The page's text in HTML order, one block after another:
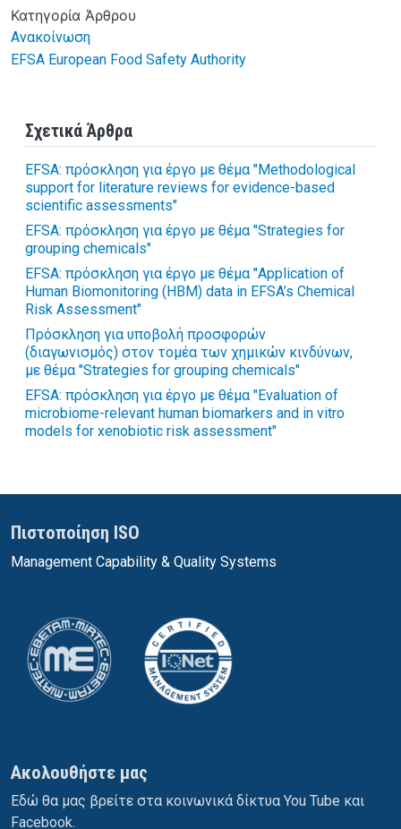
Κατηγορία Άρθρου
Ανακοίνωση
EFSA European Food Safety Authority
Σχετικά Άρθρα
EFSA: πρόσκληση για έργο με θέμα "Methodological
support for literature reviews for evidence-based
scientific assessments"
EFSA: πρόσκληση για έργο με θέμα "Strategies for
grouping chemicals"
EFSA: πρόσκληση για έργο με θέμα "Application of
Human Biomonitoring (HBM) data in EFSA’s Chemical
Risk Assessment"
Πρόσκληση για υποβολή προσφορών
(διαγωνισμός) στον τομέα των χημικών κινδύνων,
με θέμα "Strategies for grouping chemicals"
EFSA: πρόσκληση για έργο με θέμα "Evaluation of
microbiome-relevant human biomarkers and in vitro
models for xenobiotic risk assessment"
Πιστοποίηση ISO
Management Capability & Quality Systems
Ακολουθήστε μας
Εδώ θα μας βρείτε στα κοινωνικά δίκτυα You Tube και
Facebook.